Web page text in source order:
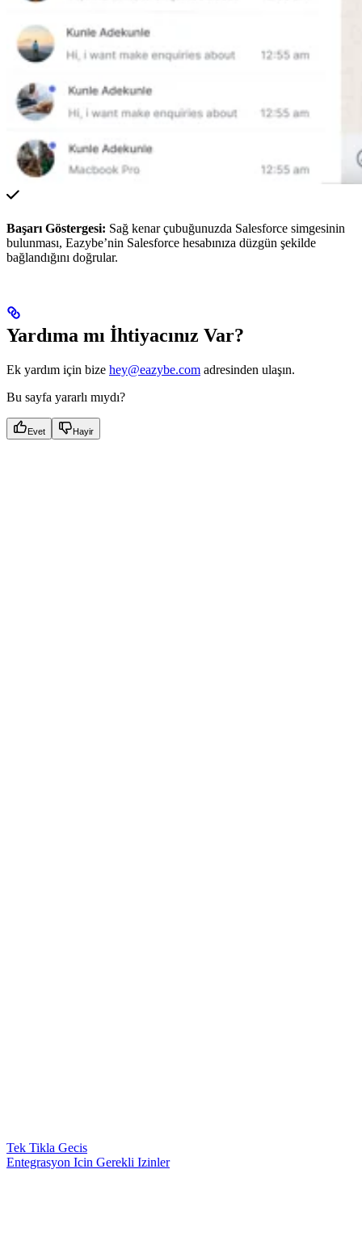
Başarı Göstergesi: Sağ kenar çubuğunuzda Salesforce simgesinin
bulunması, Eazybe’nin Salesforce hesabınıza düzgün şekilde
bağlandığını doğrular.
Yardıma mı İhtiyacınız Var?
Ek yardım için bize hey@eazybe.com adresinden ulaşın.
Bu sayfa yararlı mıydı?
Evet Hayir
Tek Tikla Gecis
Entegrasyon Icin Gerekli Izinler